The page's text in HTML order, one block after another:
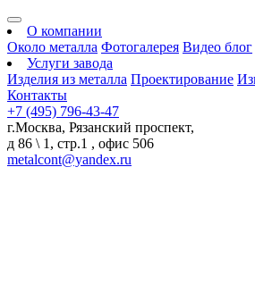
О компании
Около металла Фотогалерея Видео блог
Услуги завода
Изделия из металла Проектирование
Контакты
+7 (495) 796-43-47
г.Москва, Рязанский проспект,
д 86 \ 1, стр.1 , офис 506
metalcont@yandex.ru